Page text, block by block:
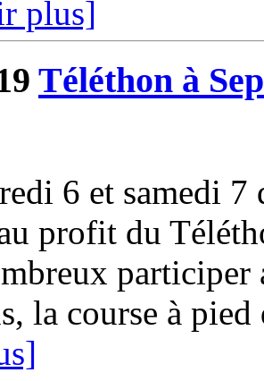
plus]
Téléthon à
6 et samedi 7
profit du
participer
la course à